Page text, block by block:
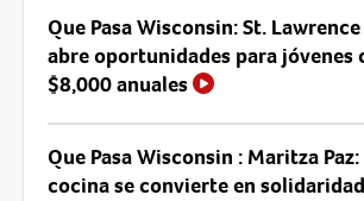
Que Pasa Wisconsin: St.
abre oportunidades para jóvenes
$8,000 anuales
Que Pasa Wisconsin : Maritza
cocina se convierte en solidaridad